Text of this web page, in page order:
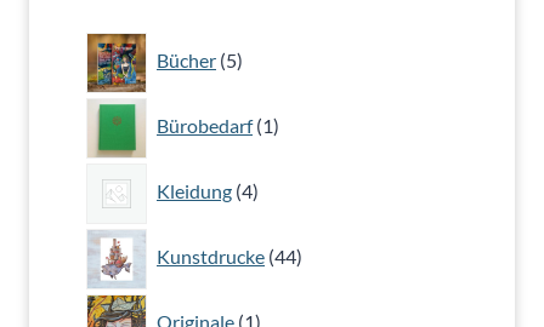
Bücher 5
5
Produkte
Bürobedarf 1
1
Produkt
Kleidung 4
4
Produkte
Kunstdrucke 44
44
Produkte
Originale 1
1